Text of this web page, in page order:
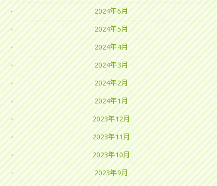
2024年6月
2024年5月
2024年4月
2024年3月
2024年2月
2024年1月
2023年12月
2023年11月
2023年10月
2023年9月